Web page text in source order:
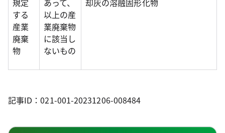
規定
する
産業
廃棄
物
あって、
以上の産
業廃棄物
に該当し
ないもの
却灰の溶融固形化物
記事ID：021-001-20231206-008484